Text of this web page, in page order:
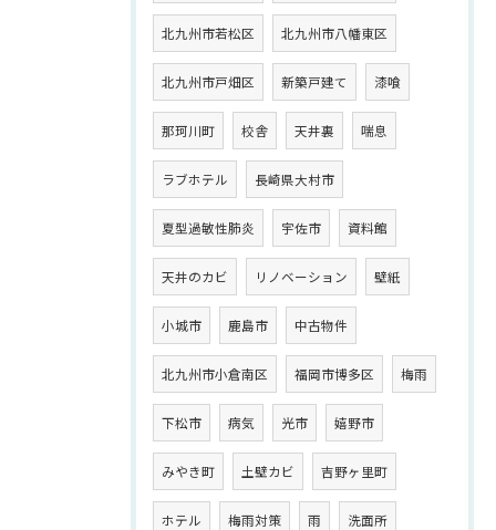
北九州市若松区 北九州市八幡東区
北九州市戸畑区 新築戸建て 漆喰
那珂川町 校舎 天井裏 喘息
ラブホテル 長崎県大村市
夏型過敏性肺炎 宇佐市 資料館
天井のカビ リノベーション 壁紙
小城市 鹿島市 中古物件
北九州市小倉南区 福岡市博多区 梅雨
下松市 病気 光市 嬉野市
みやき町 土壁カビ 吉野ヶ里町
ホテル 梅雨対策 雨 洗面所